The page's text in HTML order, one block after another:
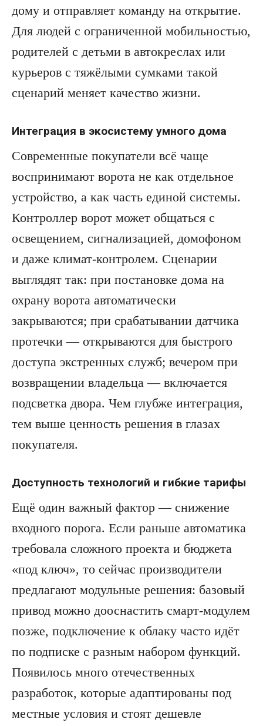
дому и отправляет команду на открытие.
Для людей с ограниченной мобильностью,
родителей с детьми в автокреслах или
курьеров с тяжёлыми сумками такой
сценарий меняет качество жизни.
Интеграция в экосистему умного дома
Современные покупатели всё чаще
воспринимают ворота не как отдельное
устройство, а как часть единой системы.
Контроллер ворот может общаться с
освещением, сигнализацией, домофоном
и даже климат-контролем. Сценарии
выглядят так: при постановке дома на
охрану ворота автоматически
закрываются; при срабатывании датчика
протечки — открываются для быстрого
доступа экстренных служб; вечером при
возвращении владельца — включается
подсветка двора. Чем глубже интеграция,
тем выше ценность решения в глазах
покупателя.
Доступность технологий и гибкие тарифы
Ещё один важный фактор — снижение
входного порога. Если раньше автоматика
требовала сложного проекта и бюджета
«под ключ», то сейчас производители
предлагают модульные решения: базовый
привод можно дооснастить смарт-модулем
позже, подключение к облаку часто идёт
по подписке с разным набором функций.
Появилось много отечественных
разработок, которые адаптированы под
местные условия и стоят дешевле